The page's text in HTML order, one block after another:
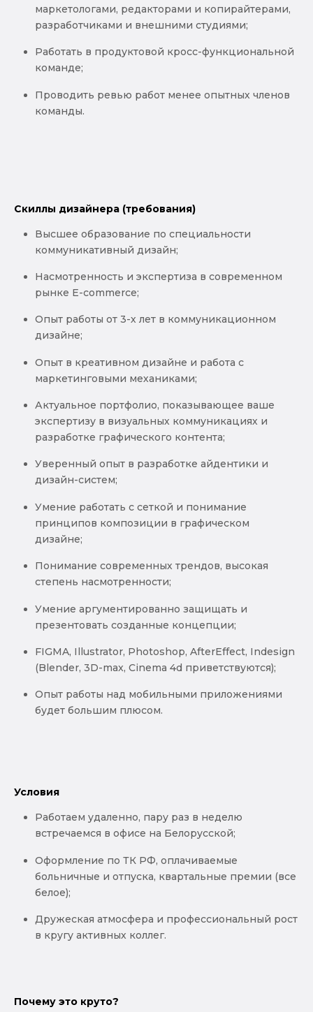
маркетологами, редакторами и копирайтерами,
разработчиками и внешними студиями;
Работать в продуктовой кросс-функциональной
команде;
Проводить ревью работ менее опытных членов
команды.
Скиллы дизайнера (требования)
Высшее образование по специальности
коммуникативный дизайн;
Насмотренность и экспертиза в современном
рынке E-commerce;
Опыт работы от 3-х лет в коммуникационном
дизайне;
Опыт в креативном дизайне и работа с
маркетинговыми механиками;
Актуальное портфолио, показывающее ваше
экспертизу в визуальных коммуникациях и
разработке графического контента;
Уверенный опыт в разработке айдентики и
дизайн-систем;
Умение работать с сеткой и понимание
принципов композиции в графическом
дизайне;
Понимание современных трендов, высокая
степень насмотренности;
Умение аргументированно защищать и
презентовать созданные концепции;
FIGMA, Illustrator, Photoshop, AfterEffect, Indesign
(Blender, 3D-max, Cinema 4d приветствуются);
Опыт работы над мобильными приложениями
будет большим плюсом.
Условия
Работаем удаленно, пару раз в неделю
встречаемся в офисе на Белорусской;
Оформление по ТК РФ, оплачиваемые
больничные и отпуска, квартальные премии (все
белое);
Дружеская атмосфера и профессиональный рост
в кругу активных коллег.
Почему это круто?